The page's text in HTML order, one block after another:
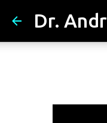
Dr.